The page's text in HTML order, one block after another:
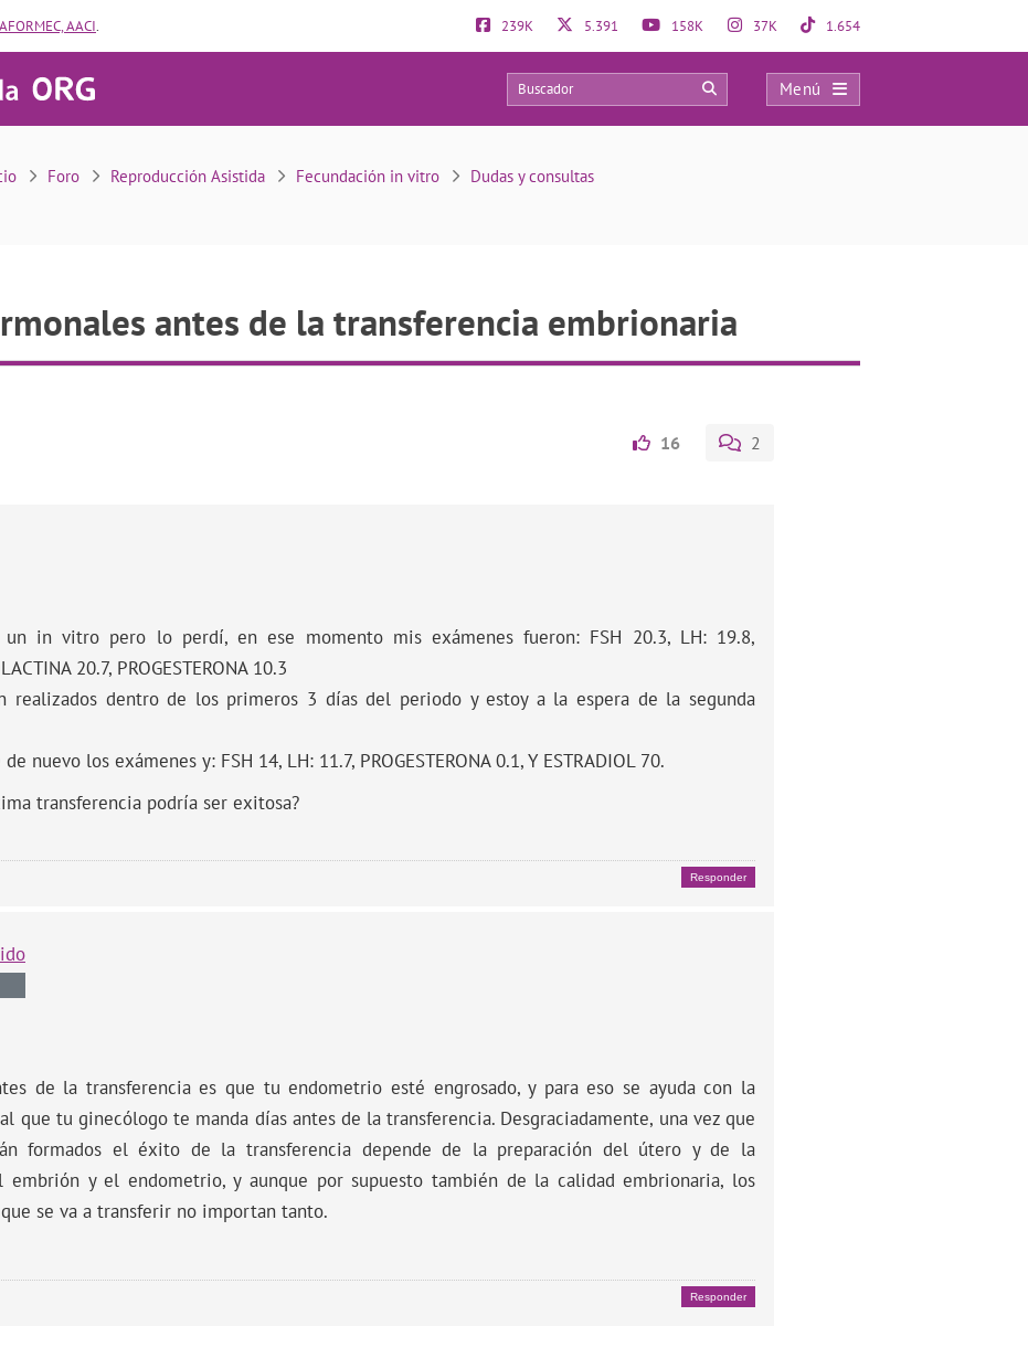
AACI. 239K 5.391 158K 37K 1.654
Menú
hormonales antes de la transferencia embrionaria
14 0
Foro Reproducción Asistida Fecundación in vitro Dudas y consultas
antes de la transferencia embrionaria
16 2
in vitro pero lo perdí, en ese momento mis exámenes fueron: FSH 20.3, LH: 19.8,
20.7, PROGESTERONA 10.3
realizados dentro de los primeros 3 días del periodo y estoy a la espera de la segunda
nuevo los exámenes y: FSH 14, LH: 11.7, PROGESTERONA 0.1, Y ESTRADIOL 70.
transferencia podría ser exitosa?
Responder
de la transferencia es que tu endometrio esté engrosado, y para eso se ayuda con la
que tu ginecólogo te manda días antes de la transferencia. Desgraciadamente, una vez que
formados el éxito de la transferencia depende de la preparación del útero y de la
embrión y el endometrio, y aunque por supuesto también de la calidad embrionaria, los
se va a transferir no importan tanto.
Responder